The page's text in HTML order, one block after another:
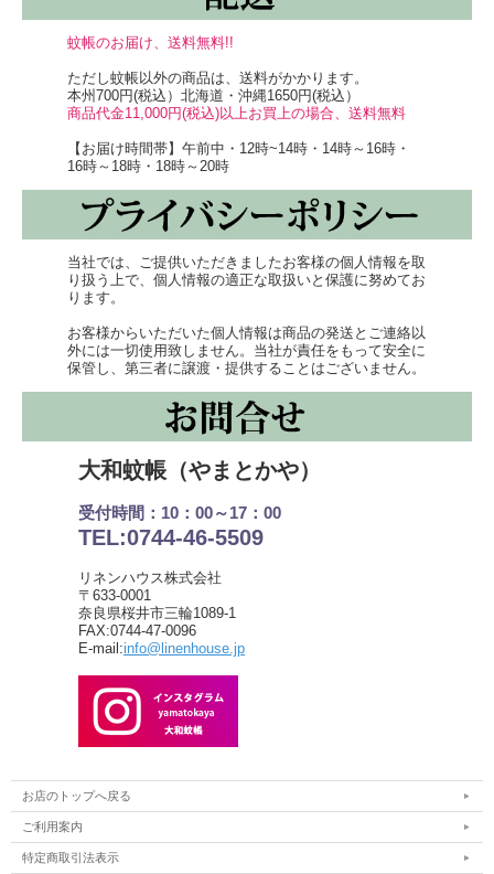
蚊帳のお届け、送料無料!!
ただし蚊帳以外の商品は、送料がかかります。
本州700円(税込）北海道・沖縄1650円(税込）
商品代金11,000円(税込)以上お買上の場合、送料無料
【お届け時間帯】午前中・12時~14時・14時～16時・
16時～18時・18時～20時
当社では、ご提供いただきましたお客様の個人情報を取
り扱う上で、個人情報の適正な取扱いと保護に努めてお
ります。
お客様からいただいた個人情報は商品の発送とご連絡以
外には一切使用致しません。当社が責任をもって安全に
保管し、第三者に譲渡・提供することはございません。
大和蚊帳（やまとかや）
受付時間：10：00～17：00
TEL:0744-46-5509
リネンハウス株式会社
〒633-0001
奈良県桜井市三輪1089-1
FAX:0744-47-0096
E-mail:info@linenhouse.jp
お店のトップへ戻る
ご利用案内
特定商取引法表示